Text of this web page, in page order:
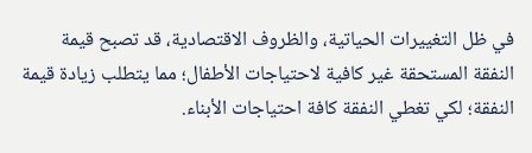
في ظل التغييرات الحياتية، والظروف الاقتصادية، قد تصبح قيمة
النفقة المستحقة غير كافية لاحتياجات الأطفال؛ مما يتطلب زيادة قيمة
النفقة؛ لكي تغطي النفقة كافة احتياجات الأبناء.